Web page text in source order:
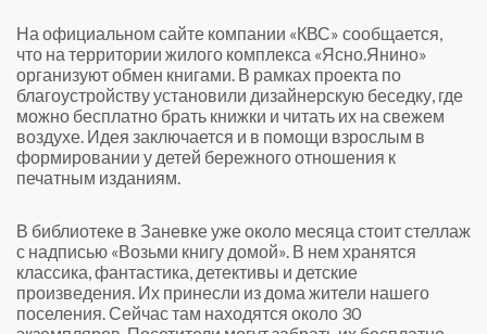
На официальном сайте компании «КВС» сообщается,
что на территории жилого комплекса «Ясно.Янино»
организуют обмен книгами. В рамках проекта по
благоустройству установили дизайнерскую беседку, где
можно бесплатно брать книжки и читать их на свежем
воздухе. Идея заключается и в помощи взрослым в
формировании у детей бережного отношения к
печатным изданиям.
В библиотеке в Заневке уже около месяца стоит стеллаж
с надписью «Возьми книгу домой». В нем хранятся
классика, фантастика, детективы и детские
произведения. Их принесли из дома жители нашего
поселения. Сейчас там находятся около 30